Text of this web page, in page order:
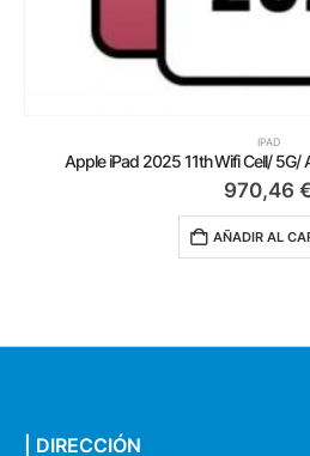
IPAD
Apple iPad 2025 11th Wifi Cell/ 5G/
970,46
AÑADIR AL
| DIRECCIÓN